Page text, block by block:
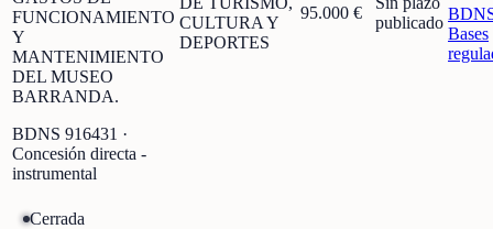
FUNCIONAMIENTO
Y
MANTENIMIENTO
DEL MUSEO
BARRANDA.
BDNS 916431 ·
Concesión directa -
instrumental
CULTURA Y
DEPORTES
95.000 €
publicado
Bases
Cerrada